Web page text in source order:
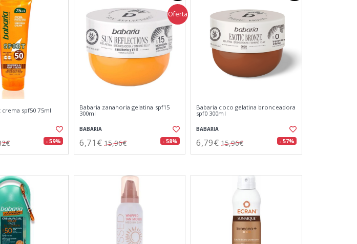
spf50 75ml
- 59%
Oferta
Babaria zanahoria gelatina spf15
300ml
BABARIA
6,71€ 15,96€ - 58%
Babaria coco gelatina bronceadora
spf0 300ml
BABARIA
6,79€ 15,96€ - 57%